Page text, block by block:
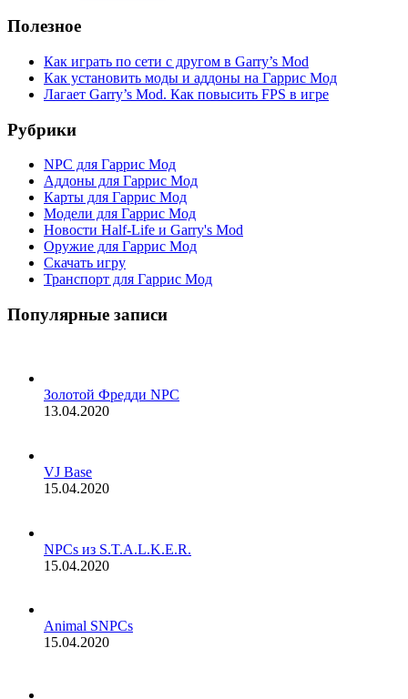
Полезное
Как играть по сети с другом в Garry’s Mod
Как установить моды и аддоны на Гаррис Мод
Лагает Garry’s Mod. Как повысить FPS в игре
Рубрики
NPC для Гаррис Мод
Аддоны для Гаррис Мод
Карты для Гаррис Мод
Модели для Гаррис Мод
Новости Half-Life и Garry's Mod
Оружие для Гаррис Мод
Скачать игру
Транспорт для Гаррис Мод
Популярные записи
Золотой Фредди NPC
13.04.2020
VJ Base
15.04.2020
NPCs из S.T.A.L.K.E.R.
15.04.2020
Animal SNPCs
15.04.2020